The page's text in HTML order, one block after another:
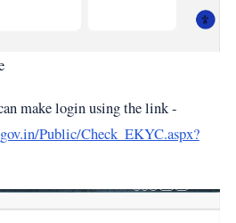
make login using the link -
Public/Check_EKYC.aspx?